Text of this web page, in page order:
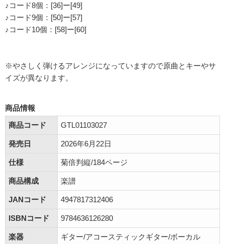
♪コード8個：[36]ー[49]
♪コード9個：[50]ー[57]
♪コード10個：[58]ー[60]
※やさしく弾けるアレンジになっていますので原曲とキーやサ
イズが異なります。
商品情報
商品コード
GTL01103027
発売日 2026年6月22日
仕様 菊倍判縦/184ページ
商品構成 楽譜
JANコード 4947817312406
ISBNコード 9784636126280
楽器 ギター/アコースティックギター/ボーカル